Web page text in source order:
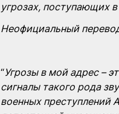
угрозах, поступающих
Неофициальный
“Угрозы в мой адрес –
сигналы такого рода
военных преступлений